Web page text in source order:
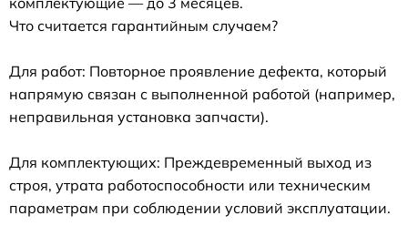
Что считается гарантийным случаем?
Для работ: Повторное проявление дефекта, который
напрямую связан с выполненной работой (например,
неправильная установка запчасти).
Для комплектующих: Преждевременный выход из
строя, утрата работоспособности или техническим
параметрам при соблюдении условий эксплуатации.